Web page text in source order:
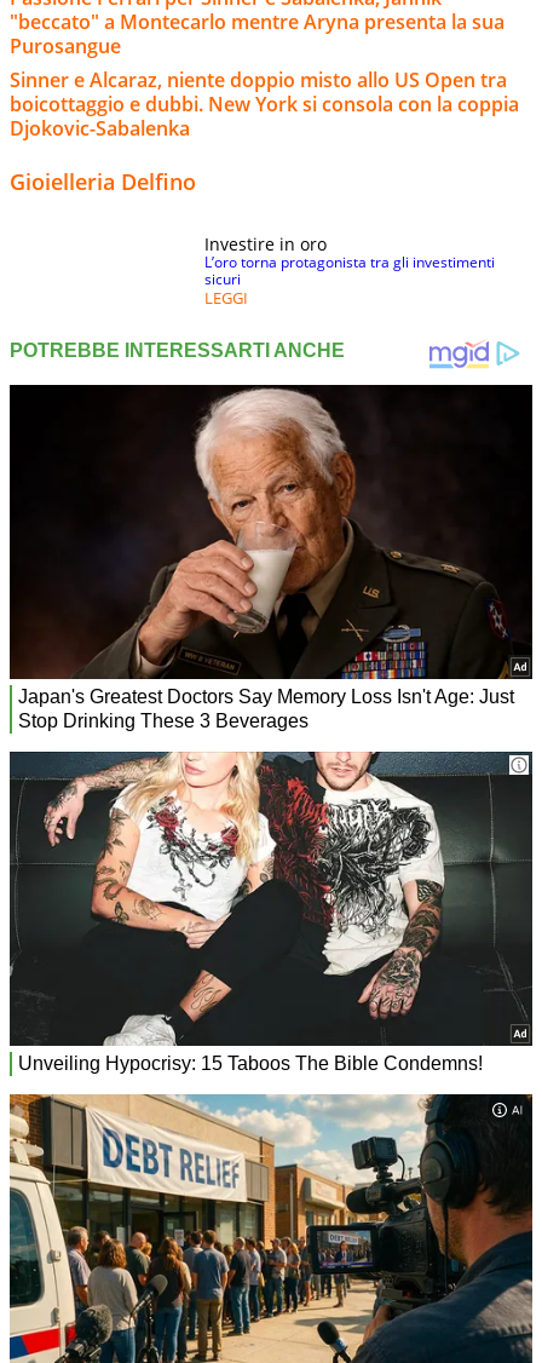
"beccato" a Montecarlo mentre Aryna presenta la sua
Purosangue
Sinner e Alcaraz, niente doppio misto allo US Open tra
boicottaggio e dubbi. New York si consola con la coppia
Djokovic-Sabalenka
Gioielleria Delfino
Investire in oro
L’oro torna protagonista tra gli investimenti
sicuri
LEGGI